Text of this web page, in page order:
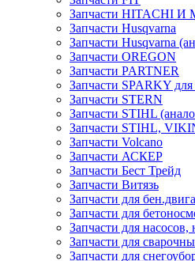
Запчасти HITACHI
Запчасти Husqvarna
Запчасти Husqvarna
Запчасти OREGON
Запчасти PARTNER
Запчасти SPARKY для
Запчасти STERN
Запчасти STIHL
Запчасти STIHL,
Запчасти Volcano
Запчасти АСКЕР
Запчасти Бест Трейд
Запчасти Витязь
Запчасти для
Запчасти для
Запчасти для
Запчасти для
Запчасти для